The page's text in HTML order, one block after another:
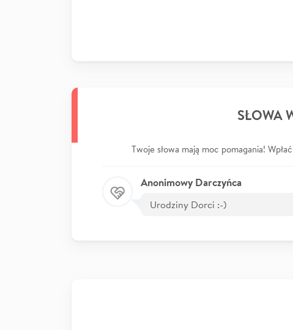
SŁOWA
Twoje słowa mają moc pomagania!
Anonimowy Darczyńca
Urodziny Dorci :-)